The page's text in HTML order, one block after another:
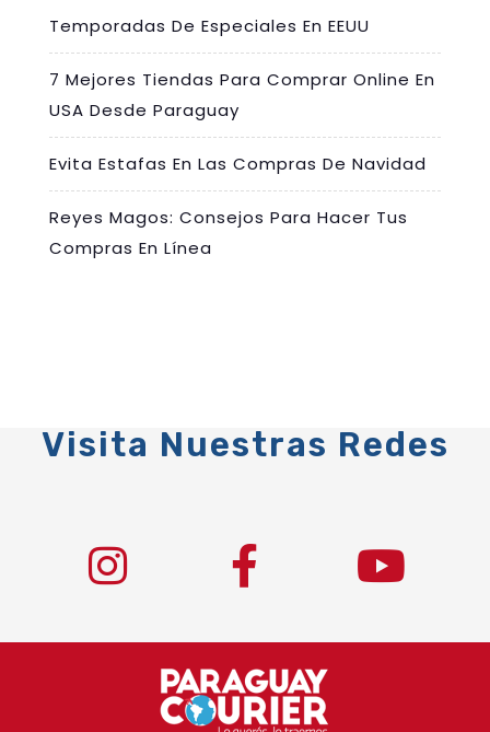
Temporadas De Especiales En EEUU
7 Mejores Tiendas Para Comprar Online En
USA Desde Paraguay
Evita Estafas En Las Compras De Navidad
Reyes Magos: Consejos Para Hacer Tus
Compras En Línea
Visita Nuestras Redes